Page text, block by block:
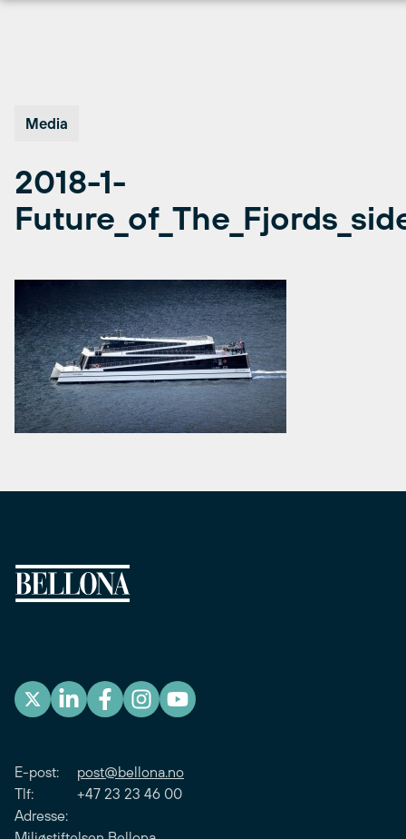
Media
2018-1-
E-post: post@bellona.no
Tlf: +47 23 23 46 00
Adresse: